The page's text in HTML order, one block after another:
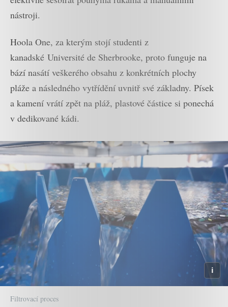
nástroji.
Hoola One, za kterým stojí studenti z
kanadské Université de Sherbrooke, proto funguje na
bází nasátí veškerého obsahu z konkrétních plochy
pláže a následného vytřídění uvnitř své základny. Písek
a kamení vrátí zpět na pláž, plastové částice si ponechá
v dedikované kádi.
Filtrovací proces